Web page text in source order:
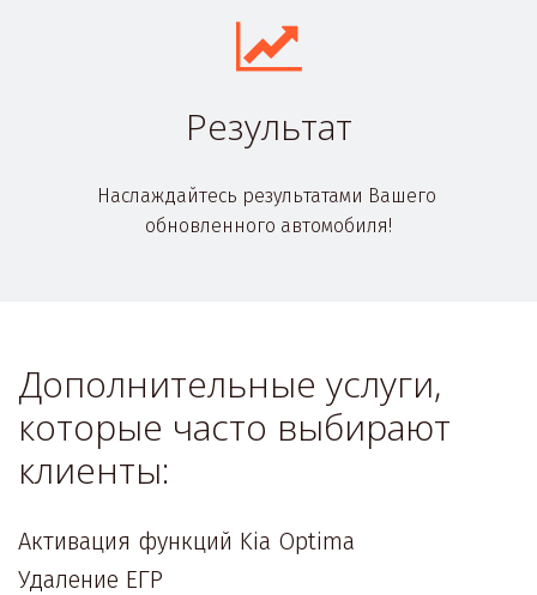
Результат
Наслаждайтесь результатами Вашего
обновленного автомобиля!
Дополнительные услуги,
которые часто выбирают
клиенты:
Активация функций Kia Optima
Удаление ЕГР